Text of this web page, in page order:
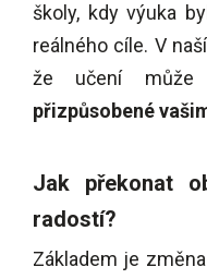
školy, kdy výuka
reálného cíle. V
že učení může
přizpůsobené
Jak překonat
radostí?
Základem je